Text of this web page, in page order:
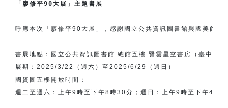
呼應本次「廖修平90大展」，感謝國立公共資訊圖書館與國美館
書展地點：國立公共資訊圖書館 總館五樓 賢雲星空書房（臺中市
展期：2025/3/22（週六）至2025/6/29（週日）
國資圖五樓開放時間：
週二至週六：上午9時至下午8時30分；週日：上午9時至下午4時